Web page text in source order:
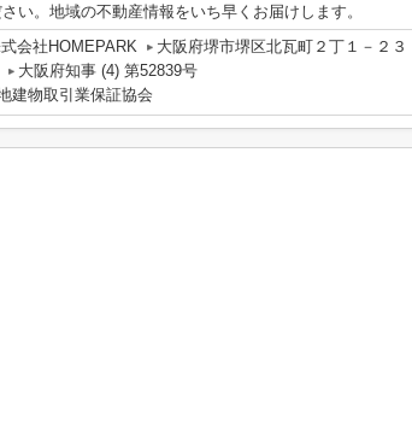
い。地域の不動産情報をいち早くお届けします。
会社HOMEPARK
大阪府堺市堺区北瓦町２丁１－２３
大阪府知事 (4) 第52839号
物取引業保証協会